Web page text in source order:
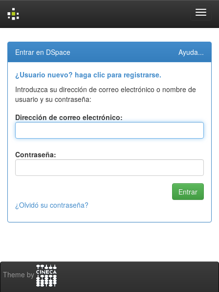
navigation
Entrar en DSpace Ayuda...
¿Usuario nuevo? haga clic para registrarse.
Introduzca su dirección de correo electrónico o nombre de
usuario y su contraseña:
Dirección de correo electrónico:
Contraseña:
¿Olvidó su contraseña?
Theme by